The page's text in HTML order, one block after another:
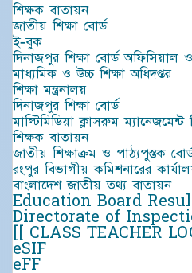
শিক্ষক বাতায়ন
জাতীয় শিক্ষা বোর্ড
ই-বুক
দিনাজপুর শিক্ষা বোর্ড অফিসিয়াল
মাধ্যমিক ও উচ্চ শিক্ষা অধিদপ্তর
শিক্ষা মন্ত্রনালয়
দিনাজপুর শিক্ষা বোর্ড
মাল্টিমিডিয়া ক্লাসরুম ম্যানেজমেন্ট
শিক্ষক বাতায়ন
জাতীয় শিক্ষাক্রম ও পাঠ্যপুস্তক
রংপুর বিভাগীয় কমিশনারের
বাংলাদেশ জাতীয় তথ্য বাতায়ন
Education Board
Directorate of
[[ CLASS TEACHER
eSIF
eFF